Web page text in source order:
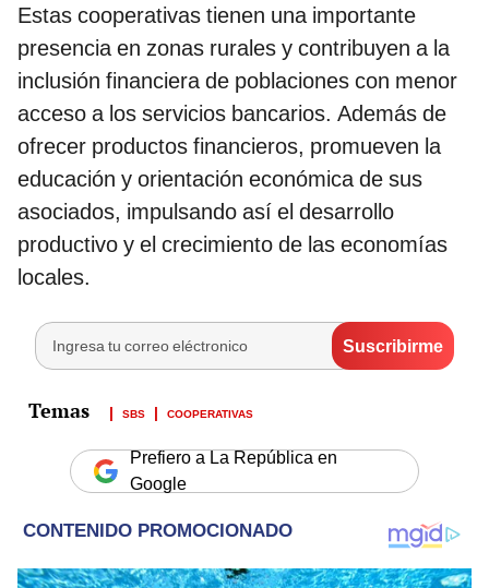
Estas cooperativas tienen una importante
presencia en zonas rurales y contribuyen a la
inclusión financiera de poblaciones con menor
acceso a los servicios bancarios. Además de
ofrecer productos financieros, promueven la
educación y orientación económica de sus
asociados, impulsando así el desarrollo
productivo y el crecimiento de las economías
locales.
SBS COOPERATIVAS
Prefiero a La República en
Google